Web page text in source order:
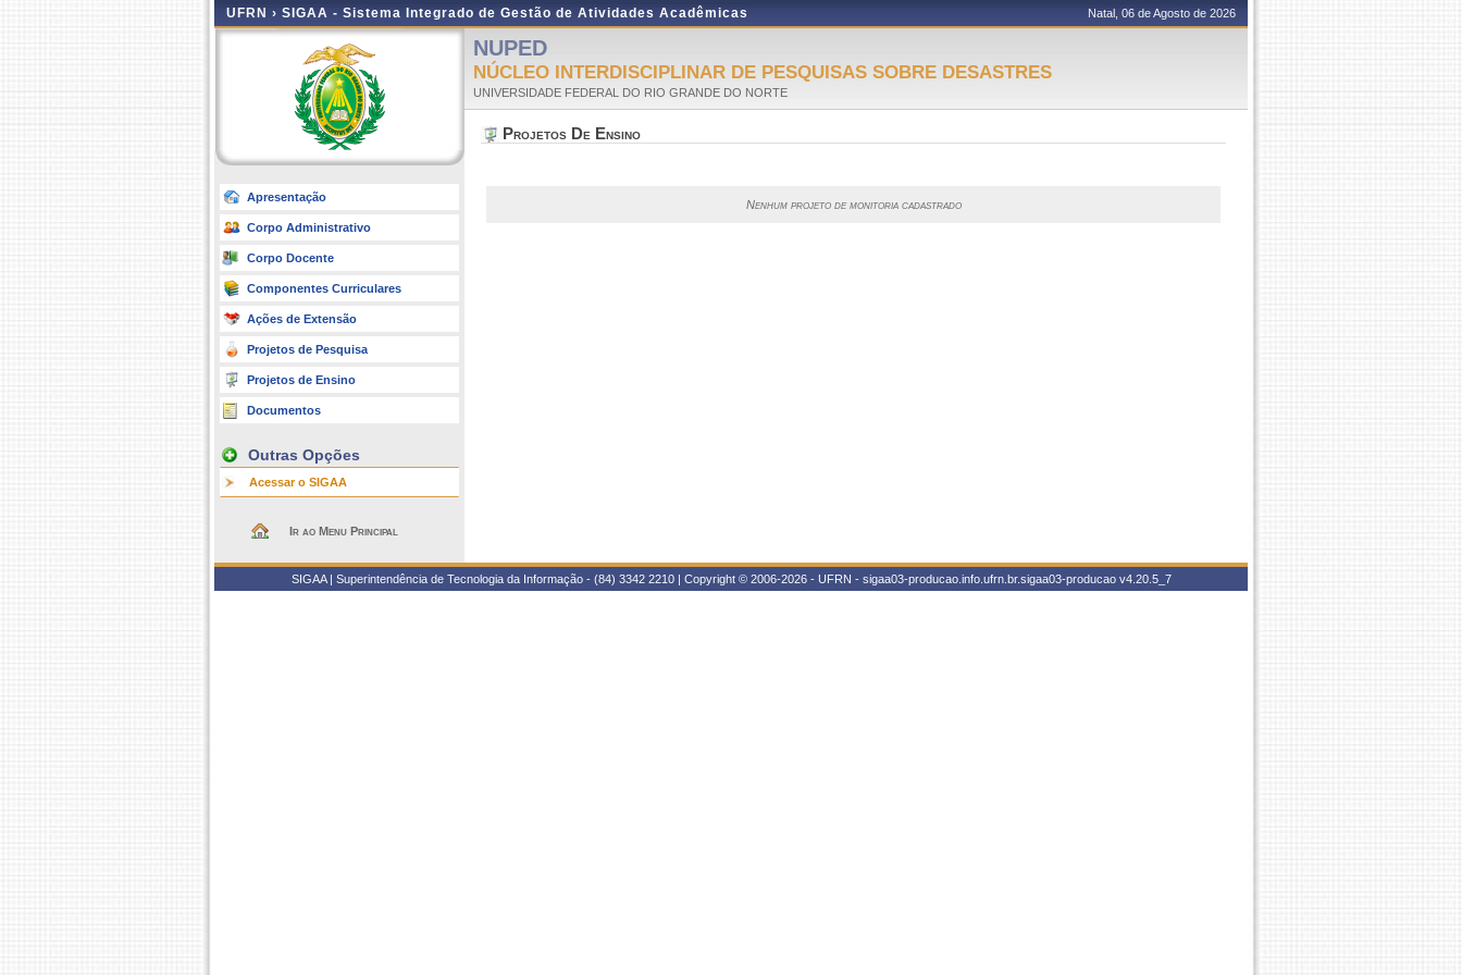
UFRN › SIGAA - Sistema Integrado de Gestão de Atividades Acadêmicas Natal, 06 de Agosto de 2026
Apresentação
Corpo Administrativo
Corpo Docente
Componentes Curriculares
Ações de Extensão
Projetos de Pesquisa
Projetos de Ensino
Documentos
Outras Opções
Acessar o SIGAA
Ir ao Menu Principal
NUPED
NÚCLEO INTERDISCIPLINAR DE PESQUISAS SOBRE DESASTRES
UNIVERSIDADE FEDERAL DO RIO GRANDE DO NORTE
Projetos De Ensino
Nenhum projeto de monitoria cadastrado
SIGAA | Superintendência de Tecnologia da Informação - (84) 3342 2210 | Copyright © 2006-2026 - UFRN - sigaa03-producao.info.ufrn.br.sigaa03-producao v4.20.5_7